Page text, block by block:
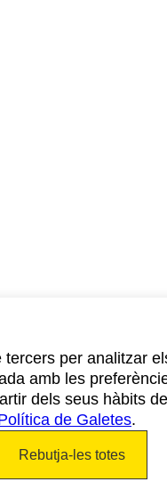
per analitzar
amb les
dels seus hàbits
de Galetes.
Rebutja-les totes